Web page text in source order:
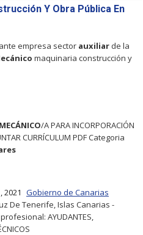
Y Obra Pública En
empresa sector auxiliar de la
maquinaria construcción y
MECÁNICO/A PARA INCORPORACIÓN
CURRÍCULUM PDF Categoria
2021 Gobierno de Canarias
De Tenerife, Islas Canarias -
AYUDANTES,